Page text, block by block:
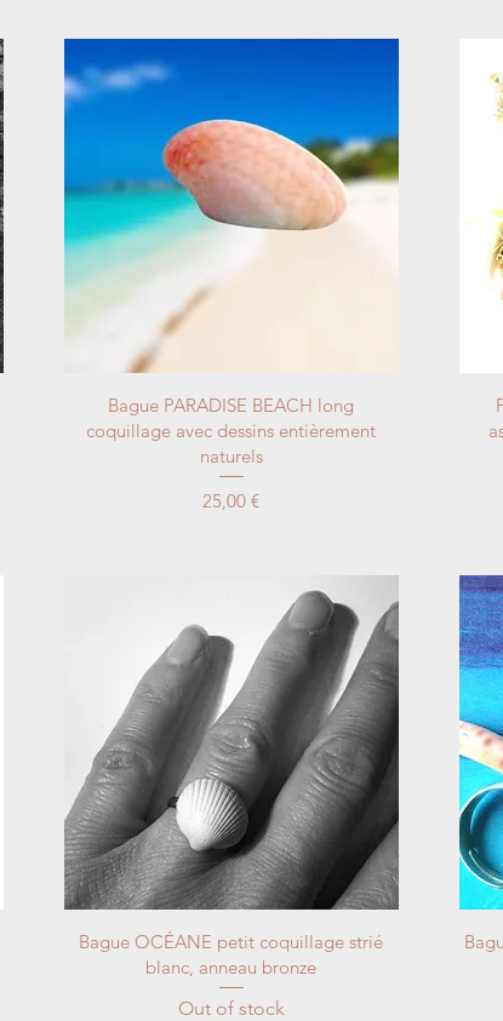
Bague PARADISE BEACH long
coquillage avec dessins entièrement
naturels
Price
25,00 €
Bague OCÉANE petit coquillage strié
blanc, anneau bronze
Out of stock